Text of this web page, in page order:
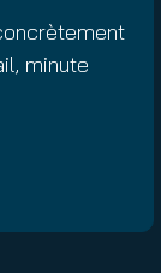
minute